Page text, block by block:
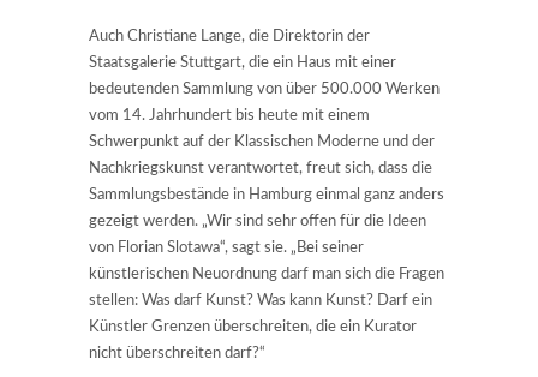
Auch Christiane Lange, die Direktorin der
Staatsgalerie Stuttgart, die ein Haus mit einer
bedeutenden Sammlung von über 500.000 Werken
vom 14. Jahrhundert bis heute mit einem
Schwerpunkt auf der Klassischen Moderne und der
Nachkriegskunst verantwortet, freut sich, dass die
Sammlungsbestände in Hamburg einmal ganz anders
gezeigt werden. „Wir sind sehr offen für die Ideen
von Florian Slotawa“, sagt sie. „Bei seiner
künstlerischen Neuordnung darf man sich die Fragen
stellen: Was darf Kunst? Was kann Kunst? Darf ein
Künstler Grenzen überschreiten, die ein Kurator
nicht überschreiten darf?“